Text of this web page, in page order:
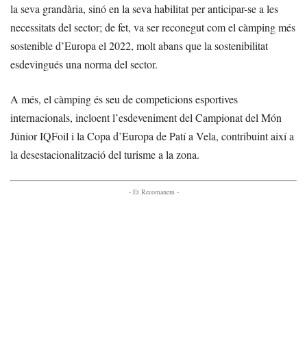
la seva grandària, sinó en la seva habilitat per anticipar-se a les
necessitats del sector; de fet, va ser reconegut com el càmping més
sostenible d’Europa el 2022, molt abans que la sostenibilitat
esdevingués una norma del sector.
A més, el càmping és seu de competicions esportives
internacionals, incloent l’esdeveniment del Campionat del Món
Júnior IQFoil i la Copa d’Europa de Patí a Vela, contribuint així a
la desestacionalització del turisme a la zona.
- Et Recomanem -